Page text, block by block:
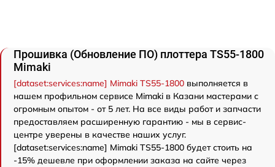
Прошивка (Обновление ПО) плоттера TS55-1800
Mimaki
[dataset:services:name] Mimaki TS55-1800 выполняется в
нашем профильном сервисе Mimaki в Казани мастерами с
огромным опытом - от 5 лет. На все виды работ и запчасти
предоставляем расширенную гарантию - мы в сервис-
центре уверены в качестве наших услуг.
[dataset:services:name] Mimaki TS55-1800 будет стоить на
-15% дешевле при оформлении заказа на сайте через